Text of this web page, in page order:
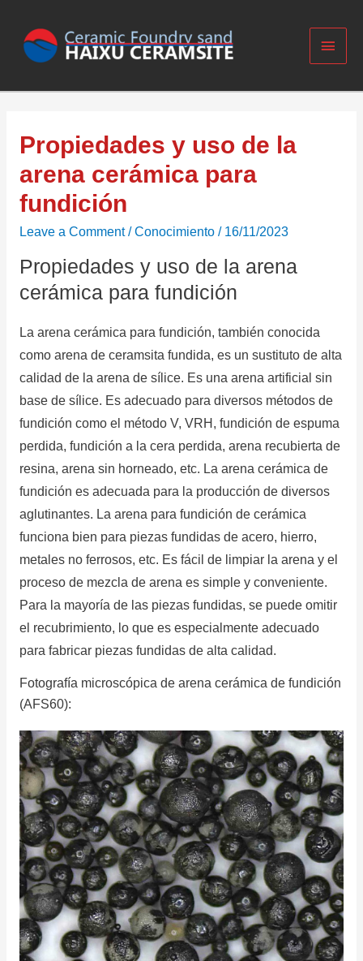
Propiedades y uso de la
arena cerámica para
fundición
Leave a Comment /Conocimiento/ 16/11/2023
Propiedades y uso de la arena
cerámica para fundición
La arena cerámica para fundición, también conocida
como arena de ceramsita fundida, es un sustituto de alta
calidad de la arena de sílice. Es una arena artificial sin
base de sílice. Es adecuado para diversos métodos de
fundición como el método V, VRH, fundición de espuma
perdida, fundición a la cera perdida, arena recubierta de
resina, arena sin horneado, etc. La arena cerámica de
fundición es adecuada para la producción de diversos
aglutinantes. La arena para fundición de cerámica
funciona bien para piezas fundidas de acero, hierro,
metales no ferrosos, etc. Es fácil de limpiar la arena y el
proceso de mezcla de arena es simple y conveniente.
Para la mayoría de las piezas fundidas, se puede omitir
el recubrimiento, lo que es especialmente adecuado
para fabricar piezas fundidas de alta calidad.
Fotografía microscópica de arena cerámica de fundición
(AFS60):